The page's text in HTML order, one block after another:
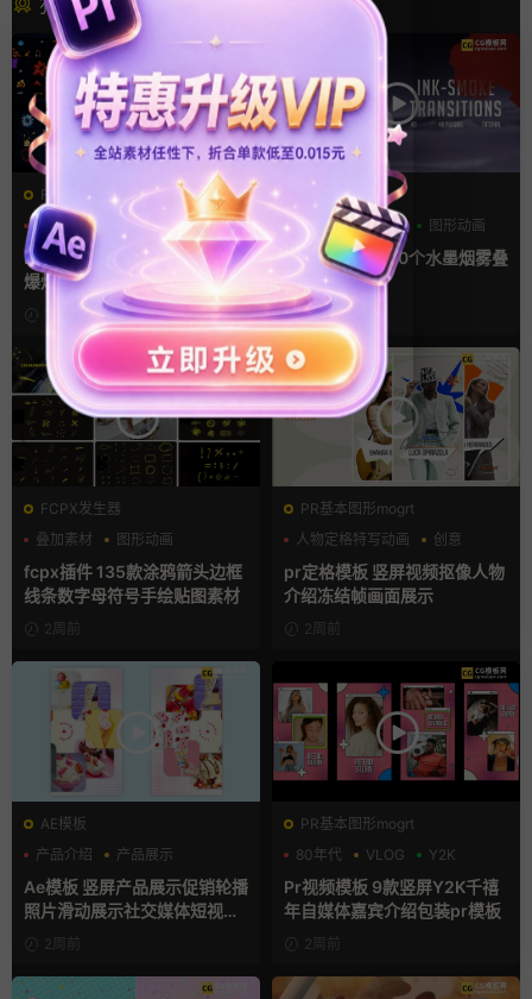
FCPX发生器
卡通模板
图形动画
手绘风
FCPX插件 58组2D手绘Flash
爆炸火焰能量特效
FCPX转场
三维
叠加素材 图形动画
fcpx转场插件 10个水墨烟雾叠
加层视频过渡
2周前
FCPX发生器
叠加素材
图形动画
手绘风
fcpx插件 135款涂鸦箭头边框
线条数字母符号手绘贴图素材
2周前
PR基本图形mogrt
人物定格特写动画
创意
动态海报
pr定格模板 竖屏视频抠像人物
介绍冻结帧画面展示
2周前
AE模板
产品介绍
产品展示
卡通模板
Ae模板 竖屏产品展示促销轮播
照片滑动展示社交媒体短视频
片头2周前
PR基本图形mogrt
80年代
VLOG Y2K
Pr视频模板 9款竖屏Y2K千禧
年自媒体嘉宾介绍包装pr模板
2周前